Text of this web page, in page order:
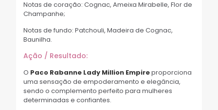
Notas de coração: Cognac, Ameixa Mirabelle, Flor de
Champanhe;
Notas de fundo: Patchouli, Madeira de Cognac,
Baunilha.
Ação / Resultado:
O Paco Rabanne Lady Million Empireproporciona
uma sensação de empoderamento e elegância,
sendo o complemento perfeito para mulheres
determinadas e confiantes.